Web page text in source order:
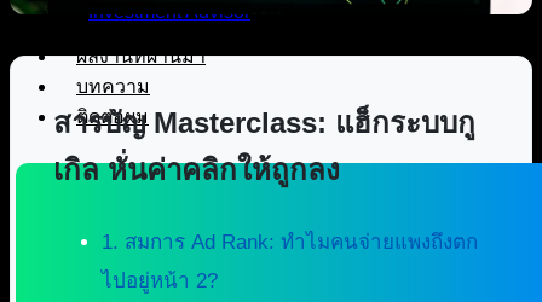
Investment Advisor
ผลงานที่ผ่านมา
บทความ
ติดต่อผม
สารบัญ Masterclass: แฮ็กระบบกู
เกิล หั่นค่าคลิกให้ถูกลง
1. สมการ Ad Rank: ทำไมคนจ่ายแพงถึงตก
ไปอยู่หน้า 2?